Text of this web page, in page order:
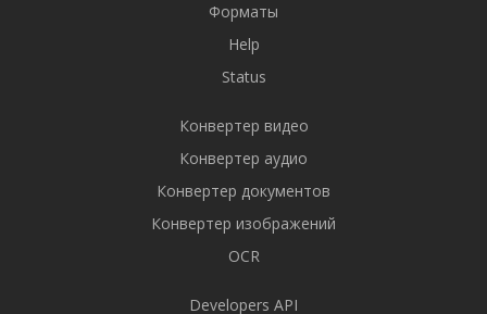
Форматы
Help
Status
Конвертер видео
Конвертер аудио
Конвертер документов
Конвертер изображений
OCR
Developers API